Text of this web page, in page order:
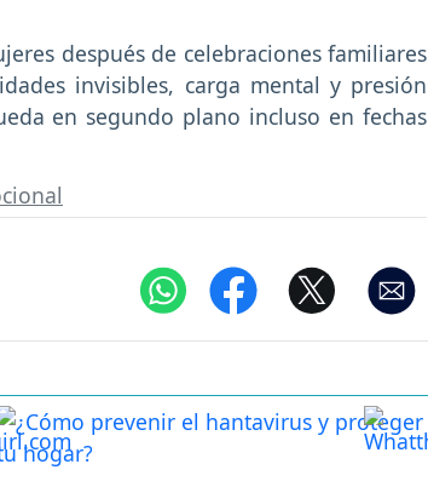
después de celebraciones familiares
invisibles, carga mental y presión
en segundo plano incluso en fechas